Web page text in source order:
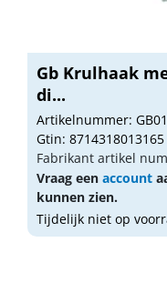
Gb Krulhaak
di...
Artikelnummer:
Gtin: 8714318013165
Fabrikant artikel
Vraag een account
kunnen zien.
Tijdelijk niet op